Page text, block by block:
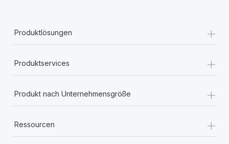
Produktlösungen +
Produktservices +
Produkt nach Unternehmensgröße +
Ressourcen +